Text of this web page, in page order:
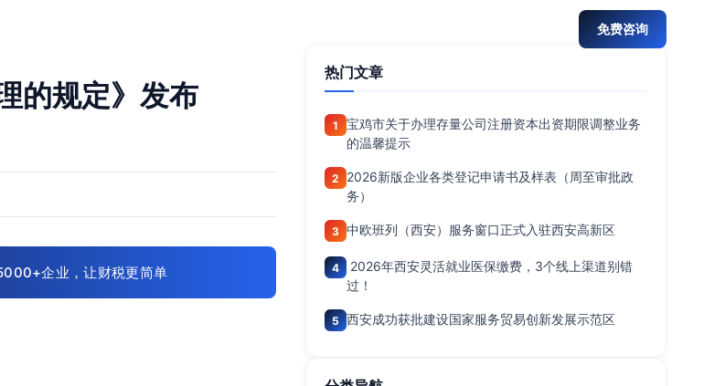
免费咨询
的规定》发布
企业，让财税更简单
热门文章
1
宝鸡市关于办理存量公司注册资本出资期限调整业务
的温馨提示
2
2026新版企业各类登记申请书及样表（周至审批政
务）
3 中欧班列（西安）服务窗口正式入驻西安高新区
4
2026年西安灵活就业医保缴费，3个线上渠道别错
过！
5 西安成功获批建设国家服务贸易创新发展示范区